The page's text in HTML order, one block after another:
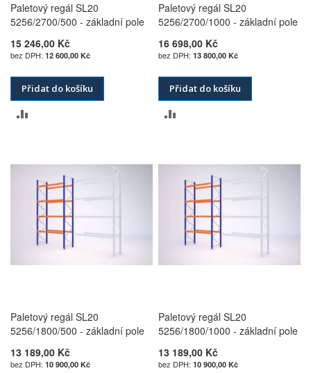
Paletový regál SL20
5256/2700/500 - základní pole
15 246,00 Kč
12 600,00 Kč
Přidat do košíku
POROVNÁNÍ
Paletový regál SL20
5256/2700/1000 - základní pole
16 698,00 Kč
13 800,00 Kč
Přidat do košíku
POROVNÁNÍ
Paletový regál SL20
5256/1800/500 - základní pole
13 189,00 Kč
10 900,00 Kč
Paletový regál SL20
5256/1800/1000 - základní pole
13 189,00 Kč
10 900,00 Kč